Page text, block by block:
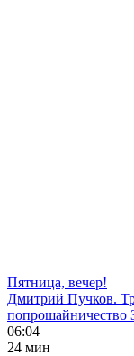
Пятница, вечер!
Дмитрий Пучков.
попрошайничество
06:04
24 мин